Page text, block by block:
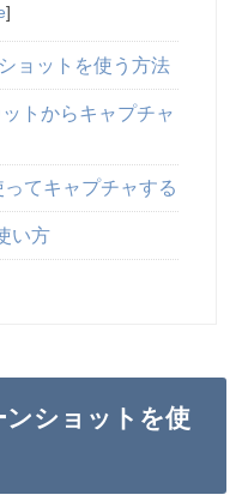
]
ョットを使う方法
トからキャプチャ
てキャプチャする
い方
ショットを使